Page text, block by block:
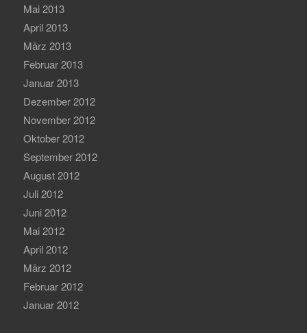
Mai 2013
April 2013
März 2013
Februar 2013
Januar 2013
Dezember 2012
November 2012
Oktober 2012
September 2012
August 2012
Juli 2012
Juni 2012
Mai 2012
April 2012
März 2012
Februar 2012
Januar 2012